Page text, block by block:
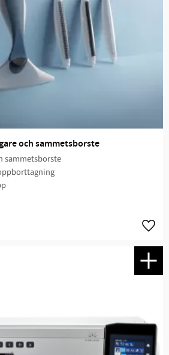
och sammetsborste
sammetsborste